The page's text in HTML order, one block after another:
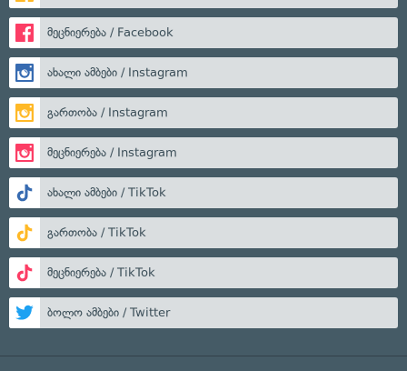
მეცნიერება / Facebook
ახალი ამბები / Instagram
გართობა / Instagram
მეცნიერება / Instagram
ახალი ამბები / TikTok
გართობა / TikTok
მეცნიერება / TikTok
ბოლო ამბები / Twitter